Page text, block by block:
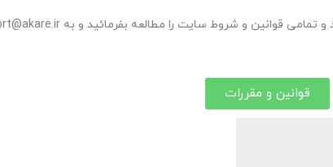
قوانین و مقررات